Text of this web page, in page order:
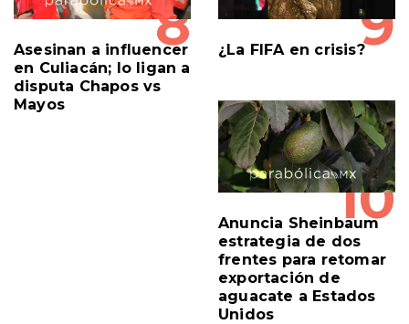
8
Asesinan a influencer
en Culiacán; lo ligan a
disputa Chapos vs
Mayos
9
¿La FIFA en crisis?
10
Anuncia Sheinbaum
estrategia de dos
frentes para retomar
exportación de
aguacate a Estados
Unidos